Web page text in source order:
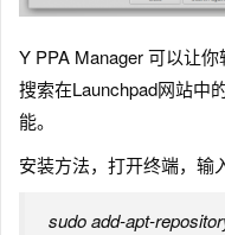
Y PPA Manager 可以让
搜索在Launchpad网站中
能。
安装方法，打开终端，输
sudo add-apt-